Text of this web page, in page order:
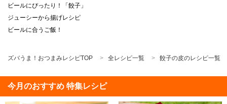
ビールにぴったり！「餃子」
ジューシーから揚げレシピ
ビールに合うご飯！
ズバうま！おつまみレシピTOP 全レシピ一覧 餃子の皮のレシピ一覧
今月のおすすめ 特集レシピ